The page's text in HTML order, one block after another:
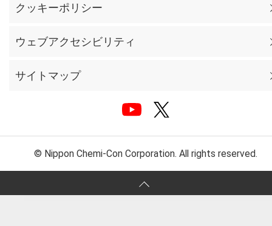
クッキーポリシー
ウェブアクセシビリティ
サイトマップ
© Nippon Chemi-Con Corporation. All rights reserved.